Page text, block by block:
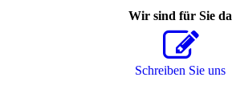
Wir sind für Sie da
Schreiben Sie uns